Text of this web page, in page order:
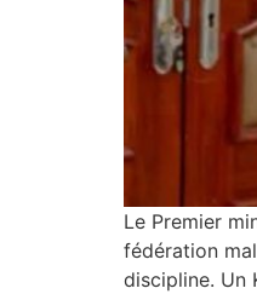
Le Premier
fédération
discipline. Un